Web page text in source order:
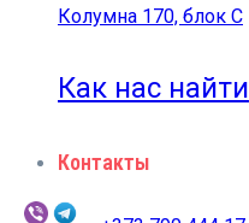
Колумна 170, блок C
Как нас найти
Контакты